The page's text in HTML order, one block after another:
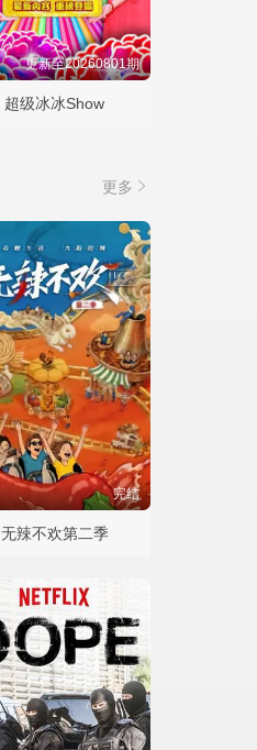
更新至20260801期
超级冰冰Show
更多
完结
无辣不欢第二季